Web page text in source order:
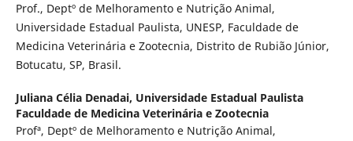
Prof., Deptº de Melhoramento e Nutrição Animal,
Universidade Estadual Paulista, UNESP, Faculdade de
Medicina Veterinária e Zootecnia, Distrito de Rubião Júnior,
Botucatu, SP, Brasil.
Juliana Célia Denadai, Universidade Estadual Paulista
Faculdade de Medicina Veterinária e Zootecnia
Profª, Deptº de Melhoramento e Nutrição Animal,